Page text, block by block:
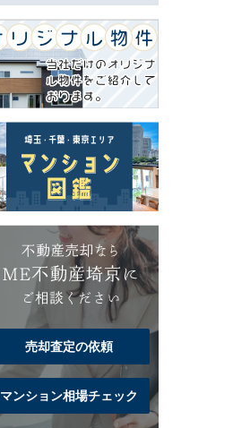
売却査定の依頼
マンション相場チェック